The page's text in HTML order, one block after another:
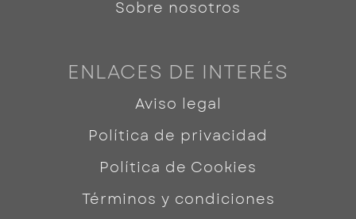
Sobre nosotros
ENLACES DE INTERÉS
Aviso legal
Política de privacidad
Política de Cookies
Términos y condiciones